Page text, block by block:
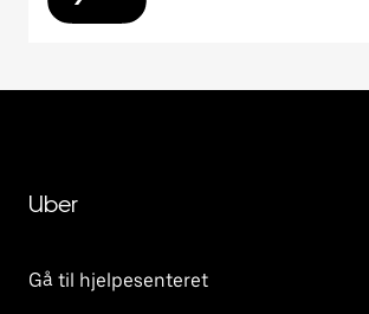
Uber
Gå til hjelpesenteret